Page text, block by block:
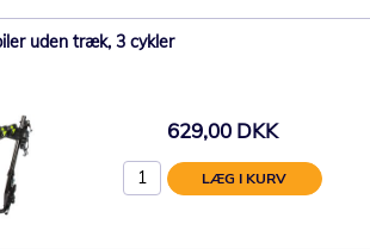
uden træk, 3 cykler
629,00 DKK
LÆG I KURV